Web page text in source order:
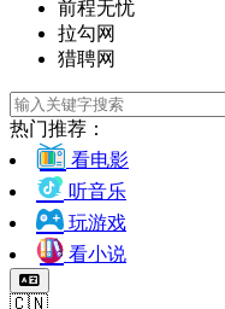
前程无忧
拉勾网
猎聘网
热门推荐：
看电影
听音乐
玩游戏
看小说
🇨🇳